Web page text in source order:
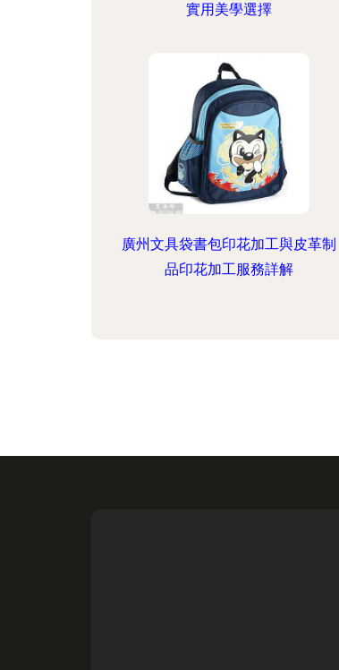
實用美學選擇
廣州文具袋書包印花加工與皮革制
品印花加工服務詳解